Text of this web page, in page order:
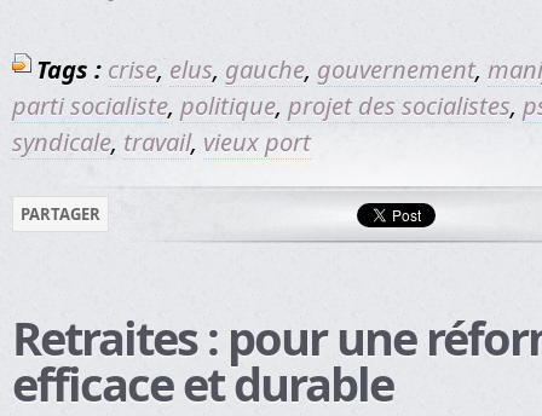
Tags : crise, elus, gauche, gouvernement,
parti socialiste, politique, projet des socialistes,
syndicale, travail, vieux port
PARTAGER
Retraites : pour une
efficace et durable